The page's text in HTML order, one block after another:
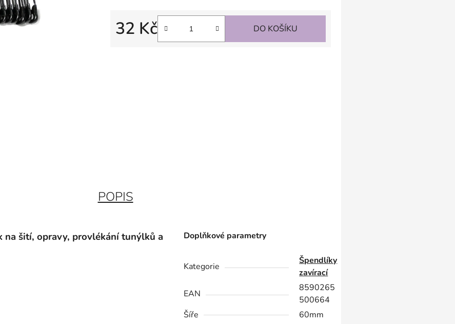
32 Kč
Měrná cena:
DO KOŠÍKU
POPIS
na šití, opravy, provlékání tunýlků a
Doplňkové parametry
Kategorie
Špendlíky
zavírací
EAN
8590265
500664
Šíře
60mm